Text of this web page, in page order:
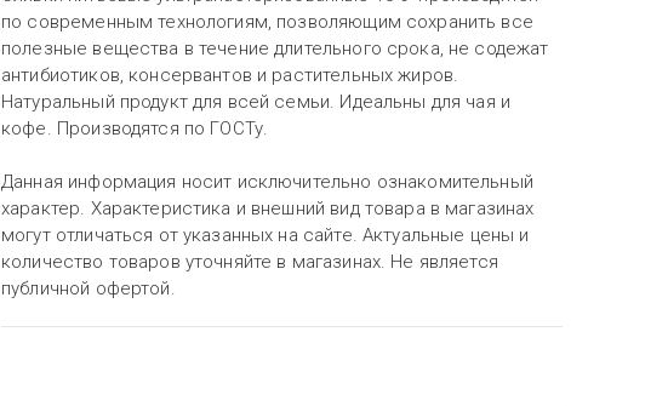
по современным технологиям, позволяющим сохранить все
полезные вещества в течение длительного срока, не содежат
антибиотиков, консервантов и растительных жиров.
Натуральный продукт для всей семьи. Идеальны для чая и
кофе. Производятся по ГОСТу.
Данная информация носит исключительно ознакомительный
характер. Характеристика и внешний вид товара в магазинах
могут отличаться от указанных на сайте. Актуальные цены и
количество товаров уточняйте в магазинах. Не является
публичной офертой.